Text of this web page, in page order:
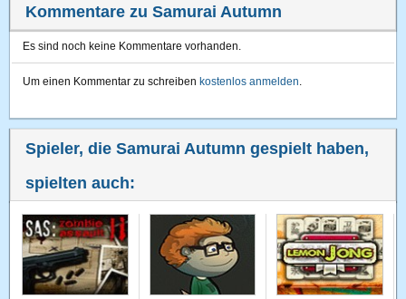
Kommentare zu Samurai Autumn
Es sind noch keine Kommentare vorhanden.
Um einen Kommentar zu schreiben kostenlos anmelden.
Spieler, die Samurai Autumn gespielt haben,
spielten auch: